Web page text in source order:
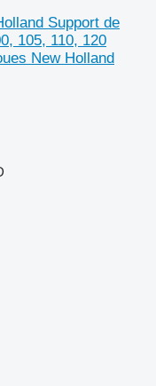
Support de
105, 110, 120
New Holland